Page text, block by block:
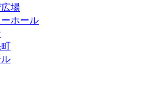
場
ホール